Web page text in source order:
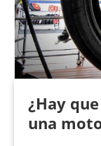
¿Hay
una